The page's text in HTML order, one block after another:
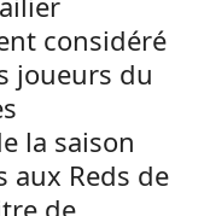
considéré
joueurs du
la saison
aux Reds de
de